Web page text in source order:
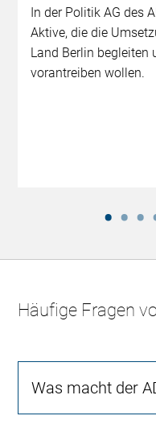
In der Politik AG des
Aktive, die die
Land Berlin begleiten
vorantreiben wollen.
Häufige Fragen
Was macht der